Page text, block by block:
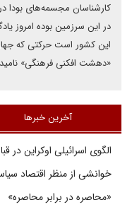
کارشناسان مجسمه‌های بودا در
در این سرزمین بوده امروز
«دهشت افکنی فرهنگی» نامید
آخرین خبرها
الگوی اسرائیلی اوکراین در
خوانشی از منظر اقتصاد
«محاصره در برابر محاصره»